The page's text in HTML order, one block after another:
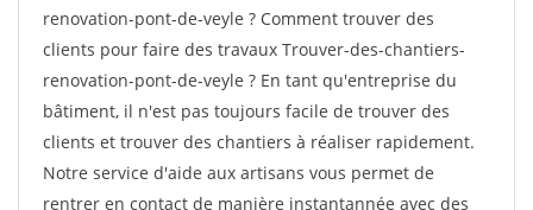
renovation-pont-de-veyle ? Comment trouver des
clients pour faire des travaux Trouver-des-chantiers-
renovation-pont-de-veyle ? En tant qu'entreprise du
bâtiment, il n'est pas toujours facile de trouver des
clients et trouver des chantiers à réaliser rapidement.
Notre service d'aide aux artisans vous permet de
rentrer en contact de manière instantannée avec des